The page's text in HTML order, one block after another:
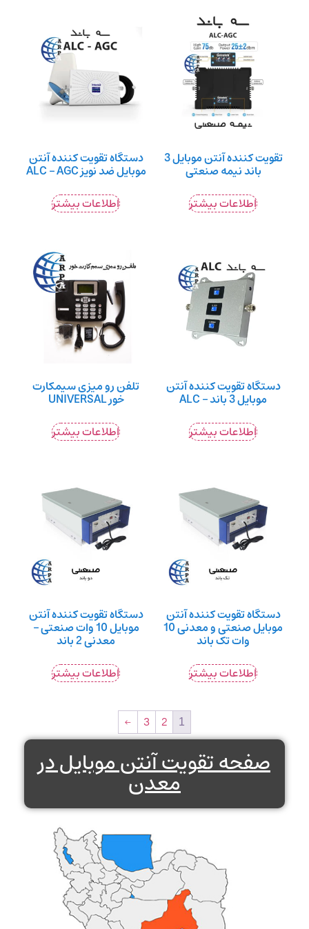
تقویت کننده آنتن موبایل 3
باند نیمه صنعتی
اطلاعات بیشتر
دستگاه تقویت کننده آنتن
موبایل ضد نویز ALC – AGC
اطلاعات بیشتر
دستگاه تقویت کننده آنتن
موبایل 3 باند – ALC
اطلاعات بیشتر
تلفن رو میزی سیمکارت
خور UNIVERSAL
اطلاعات بیشتر
دستگاه تقویت کننده آنتن
موبایل صنعتی و معدنی 10
وات تک باند
اطلاعات بیشتر
دستگاه تقویت کننده آنتن
موبایل 10 وات صنعتی –
معدنی 2 باند
اطلاعات بیشتر
1
2
3
←
صفحه تقویت آنتن موبایل در
معدن